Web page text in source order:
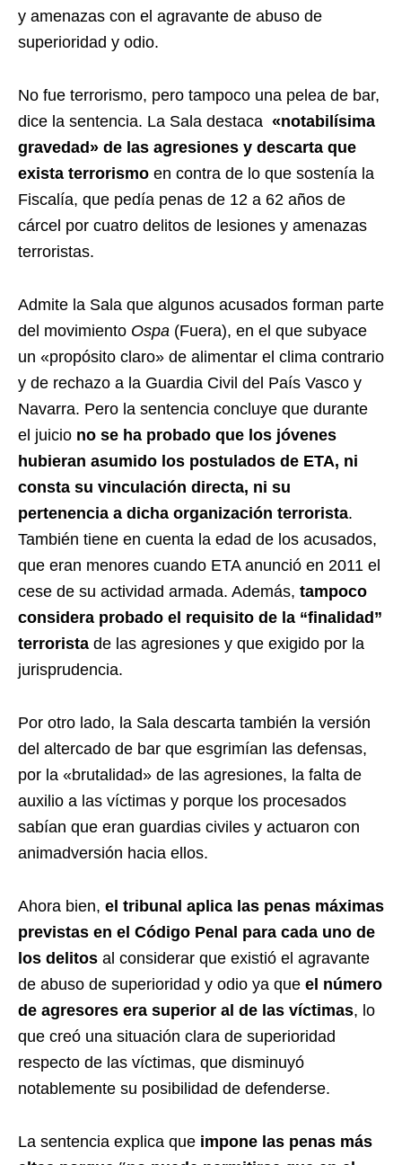
y amenazas con el agravante de abuso de
superioridad y odio.
No fue terrorismo, pero tampoco una pelea de bar,
dice la sentencia. La Sala destaca «notabilísima
gravedad» de las agresiones y descarta que
exista terrorismo en contra de lo que sostenía la
Fiscalía, que pedía penas de 12 a 62 años de
cárcel por cuatro delitos de lesiones y amenazas
terroristas.
Admite la Sala que algunos acusados forman parte
del movimiento Ospa (Fuera), en el que subyace
un «propósito claro» de alimentar el clima contrario
y de rechazo a la Guardia Civil del País Vasco y
Navarra. Pero la sentencia concluye que durante
el juicio no se ha probado que los jóvenes
hubieran asumido los postulados de ETA, ni
consta su vinculación directa, ni su
pertenencia a dicha organización terrorista.
También tiene en cuenta la edad de los acusados,
que eran menores cuando ETA anunció en 2011 el
cese de su actividad armada. Además, tampoco
considera probado el requisito de la “finalidad”
terrorista de las agresiones y que exigido por la
jurisprudencia.
Por otro lado, la Sala descarta también la versión
del altercado de bar que esgrimían las defensas,
por la «brutalidad» de las agresiones, la falta de
auxilio a las víctimas y porque los procesados
sabían que eran guardias civiles y actuaron con
animadversión hacia ellos.
Ahora bien, el tribunal aplica las penas máximas
previstas en el Código Penal para cada uno de
los delitos al considerar que existió el agravante
de abuso de superioridad y odio ya que el número
de agresores era superior al de las víctimas, lo
que creó una situación clara de superioridad
respecto de las víctimas, que disminuyó
notablemente su posibilidad de defenderse.
La sentencia explica que impone las penas más